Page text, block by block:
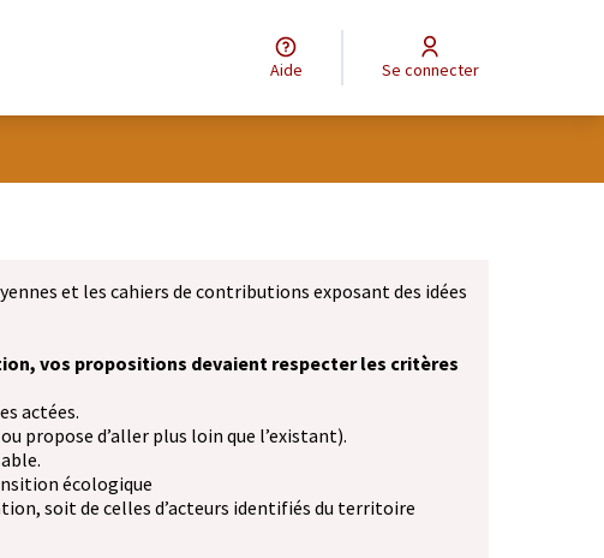
Aide Se connecter
et les cahiers de contributions exposant des idées
vos propositions devaient respecter les critères
actées.
propose d’aller plus loin que l’existant).
écologique
soit de celles d’acteurs identifiés du territoire